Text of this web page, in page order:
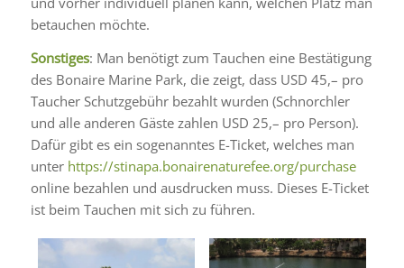
betauchen möchte.
Sonstiges: Man benötigt zum Tauchen eine Bestätigung
des Bonaire Marine Park, die zeigt, dass USD 45,– pro
Taucher Schutzgebühr bezahlt wurden (Schnorchler
und alle anderen Gäste zahlen USD 25,– pro Person).
Dafür gibt es ein sogenanntes E-Ticket, welches man
unter https://stinapa.bonairenaturefee.org/purchase
online bezahlen und ausdrucken muss. Dieses E-Ticket
ist beim Tauchen mit sich zu führen.